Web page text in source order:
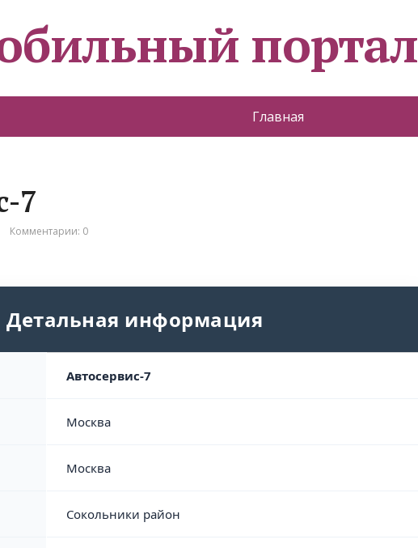
портал
Главная
7
Комментарии: 0
Детальная информация
Автосервис-7
Москва
Москва
Сокольники район